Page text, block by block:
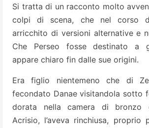
Si tratta di un racconto molto
colpi di scena, che nel corso
arricchito di versioni alternative e
Che Perseo fosse destinato a
appare chiaro fin dalle sue origini.
Era figlio nientemeno che di
fecondato Danae visitandola sotto
dorata nella camera di bronzo
Acrisio, l’aveva rinchiusa, proprio